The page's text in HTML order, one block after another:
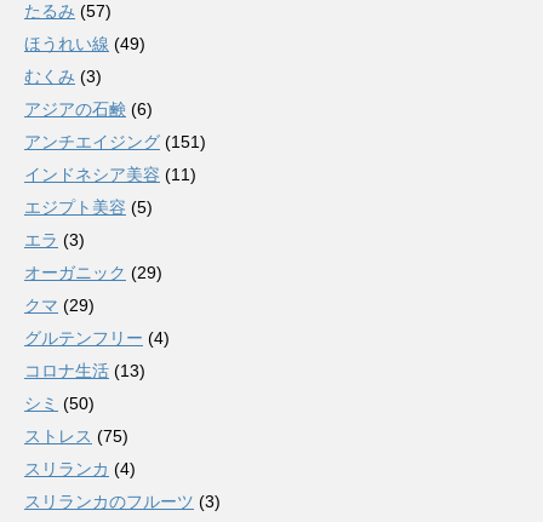
たるみ (57)
ほうれい線 (49)
むくみ (3)
アジアの石鹸 (6)
アンチエイジング (151)
インドネシア美容 (11)
エジプト美容 (5)
エラ (3)
オーガニック (29)
クマ (29)
グルテンフリー (4)
コロナ生活 (13)
シミ (50)
ストレス (75)
スリランカ (4)
スリランカのフルーツ (3)